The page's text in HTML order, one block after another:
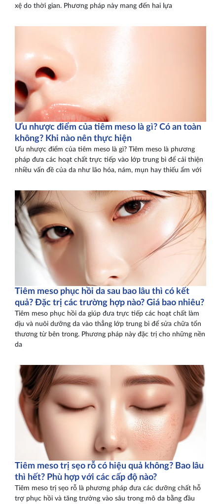
xệ do thời gian. Phương pháp này mang đến hai lựa
Ưu nhược điểm của tiêm meso là gì? Có an toàn
không? Khi nào nên thực hiện
Ưu nhược điểm của tiêm meso là gì? Tiêm meso là phương
pháp đưa các hoạt chất trực tiếp vào lớp trung bì để cải thiện
nhiều vấn đề của da như lão hóa, nám, mụn hay thiếu ẩm với
Tiêm meso phục hồi da sau bao lâu thì có kết
quả? Đặc trị các trường hợp nào? Giá bao nhiêu?
Tiêm meso phục hồi da giúp đưa trực tiếp các hoạt chất làm
dịu và nuôi dưỡng da vào thẳng lớp trung bì để sửa chữa tổn
thương từ bên trong. Phương pháp này đặc trị cho những nền
da
Tiêm meso trị sẹo rỗ có hiệu quả không? Bao lâu
thì hết? Phù hợp với các cấp độ nào?
Tiêm meso trị sẹo rỗ là phương pháp đưa các dưỡng chất hỗ
trợ phục hồi và tăng trưởng vào sâu trong mô da bằng đầu